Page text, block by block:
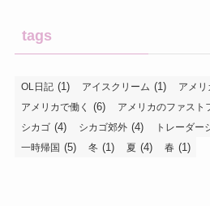
tags
OL日記 (1) アイスクリーム (1) アメ
アメリカで働く (6) アメリカのファスト
シカゴ (4) シカゴ郊外 (4) トレーダー
一時帰国 (5) 冬 (1) 夏 (4) 春 (1)